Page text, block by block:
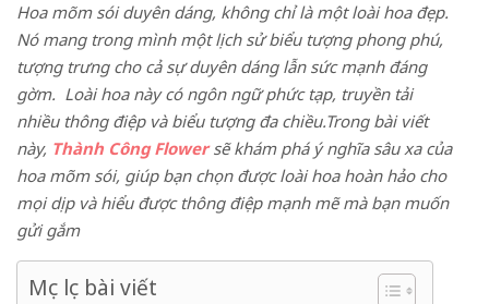
Hoa mõm sói duyên dáng, không chỉ là một loài hoa đẹp.
Nó mang trong mình một lịch sử biểu tượng phong phú,
tượng trưng cho cả sự duyên dáng lẫn sức mạnh đáng
gờm. Loài hoa này có ngôn ngữ phức tạp, truyền tải
nhiều thông điệp và biểu tượng đa chiều.Trong bài viết
này, Thành Công Flowersẽ khám phá ý nghĩa sâu xa của
hoa mõm sói, giúp bạn chọn được loài hoa hoàn hảo cho
mọi dịp và hiểu được thông điệp mạnh mẽ mà bạn muốn
gửi gắm
Mục lục bài viết